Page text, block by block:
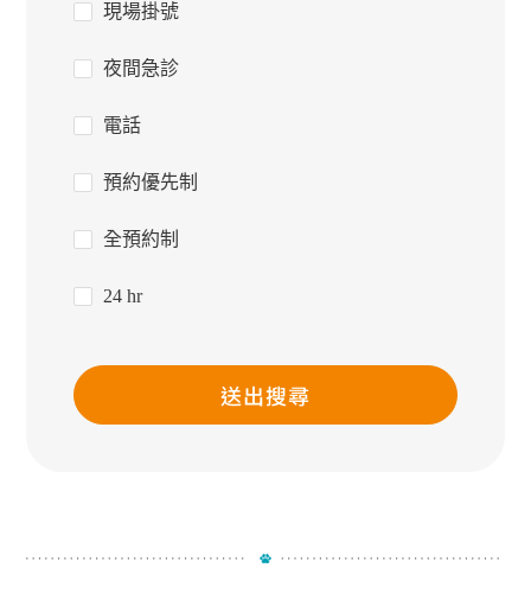
現場掛號
夜間急診
電話
預約優先制
全預約制
24 hr
送出搜尋